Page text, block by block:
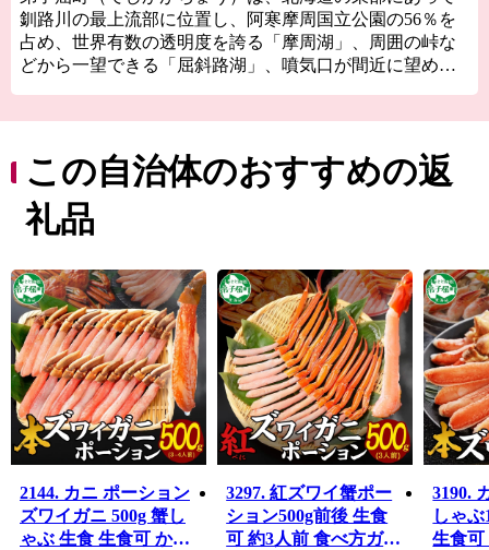
釧路川の最上流部に位置し、阿寒摩周国立公園の56％を
占め、世界有数の透明度を誇る「摩周湖」、周囲の峠な
どから一望できる「屈斜路湖」、噴気口が間近に望める
温泉は『源泉100％かけ流し宣言』をしており、良質な温
泉が楽しめます。「カヌー」や「酪農体験」をはじめと
する「体験型観光」も盛んにおこなわれております。
また、古くから農業の町でもあり、「乳牛」や「肉牛」
メロン」をはじめとする農産物のほか、近年では、温泉
熱を利用した「マンゴー」の生産など、幅広く農産品・
加工品が生産されております。
この自治体のおすすめの返
礼品
2144. カニ ポーション
ズワイガニ 500g 蟹し
ゃぶ 生食 生食可 かに
3297. 紅ズワイ蟹ポー
ション500g前後 生食
可 約3人前 食べ方ガイ
3190.
しゃ
生食可